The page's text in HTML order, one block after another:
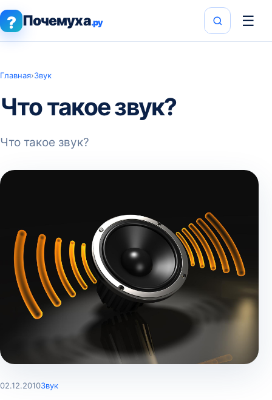
? Почемуха.ру ☰
Главная›Звук
Что такое звук?
Что такое звук?
02.12.2010Звук